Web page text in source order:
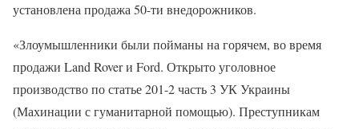
установлена продажа 50-ти внедорожников.
«Злоумышленники были пойманы на горячем, во время
продажи Land Rover и Ford. Открыто уголовное
производство по статье 201-2 часть 3 УК Украины
(Махинации с гуманитарной помощью). Преступникам